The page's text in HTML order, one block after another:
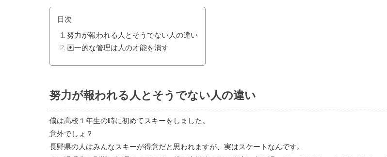
目次
努力が報われる人とそうでない人の違い
画一的な管理は人の才能を潰す
努力が報われる人とそうでない人の違い
僕は高校１年生の時に初めてスキーをしました。
意外でしょ？
長野県の人はみんなスキーが得意だと思われますが、実はスケートなんです。